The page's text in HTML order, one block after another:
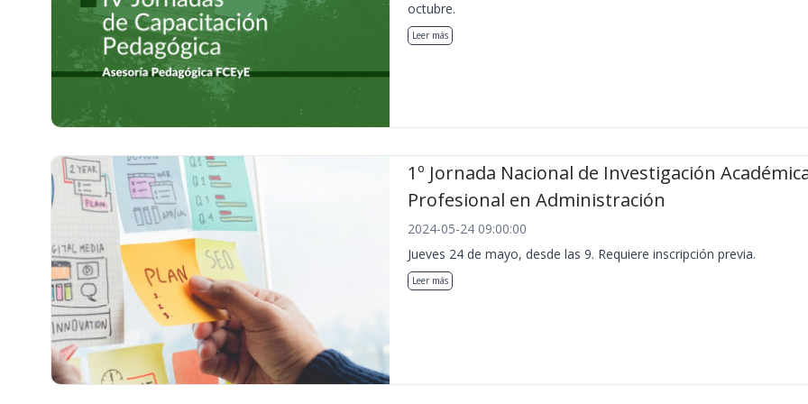
octubre.
Leer más
1º Jornada Nacional de Investigación
Profesional en Administración
2024-05-24 09:00:00
Jueves 24 de mayo, desde las 9. Requiere inscripción previa.
Leer más